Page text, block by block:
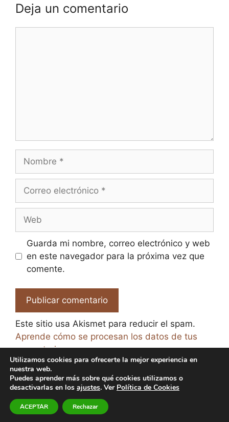
Deja un comentario
electrónico
Guarda mi nombre, correo electrónico y web
en este navegador para la próxima vez que
comente.
Este sitio usa Akismet para reducir el spam.
Aprende cómo se procesan los datos de tus
comentarios.
© 2026 El Paraíso de la Cerveza -
de Privacidad
-Política de Cookies
Utilizamos cookies para ofrecerte la mejor experiencia en
nuestra web.
Puedes aprender más sobre qué cookies utilizamos o
desactivarlas en los ajustes. Ver Política de Cookies
ACEPTAR Rechazar